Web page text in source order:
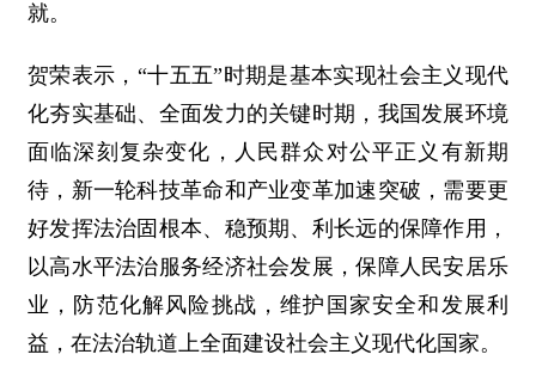
就。
贺荣表示，“十五五”时期是基本实现社会主义现代
化夯实基础、全面发力的关键时期，我国发展环境
面临深刻复杂变化，人民群众对公平正义有新期
待，新一轮科技革命和产业变革加速突破，需要更
好发挥法治固根本、稳预期、利长远的保障作用，
以高水平法治服务经济社会发展，保障人民安居乐
业，防范化解风险挑战，维护国家安全和发展利
益，在法治轨道上全面建设社会主义现代化国家。